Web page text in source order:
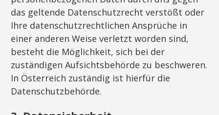
das geltende Datenschutzrecht verstößt oder
Ihre datenschutzrechtlichen Ansprüche in
einer anderen Weise verletzt worden sind,
besteht die Möglichkeit, sich bei der
zuständigen Aufsichtsbehörde zu beschweren.
In Österreich zuständig ist hierfür die
Datenschutzbehörde.